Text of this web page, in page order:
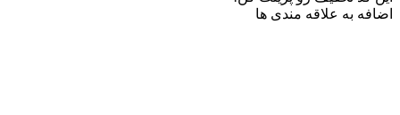
اضافه به علاقه مندی ها